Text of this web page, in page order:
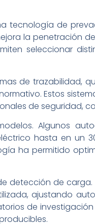
tecnología de
la penetración
seleccionar
de trazabilidad,
Estos
de seguridad,
Algunos
hasta en un
ha permitido
detección de carga.
ajustando
de